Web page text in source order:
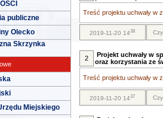
publiczne
Olecko
Skrzynka
Miejskiego
Treść projektu uchwały w
2019-11-20 1438
2
Projekt uchwały w
oraz korzystania ze
Treść projektu uchwały w
2019-11-20 1437